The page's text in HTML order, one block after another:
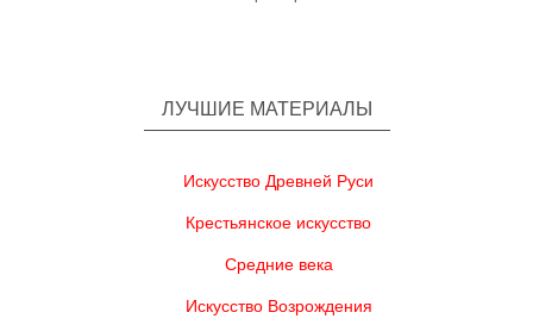
ЛУЧШИЕ МАТЕРИАЛЫ
Искусство Древней Руси
Крестьянское искусство
Средние века
Искусство Возрождения